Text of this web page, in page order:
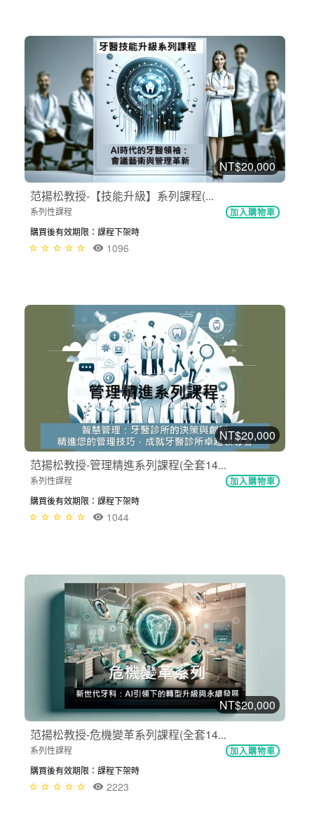
NT$20,000
范揚松教授-【技能升級】系列課程(...
系列性課程 加入購物車
購買後有效期限：課程下架時
1096
NT$20,000
范揚松教授-管理精進系列課程(全套14...
系列性課程 加入購物車
購買後有效期限：課程下架時
1044
NT$20,000
范揚松教授-危機變革系列課程(全套14...
系列性課程 加入購物車
購買後有效期限：課程下架時
2223